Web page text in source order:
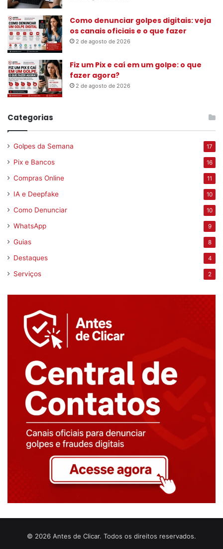
Como denunciar golpes digitais: veja
os canais oficiais e o que fazer
2 de agosto de 2026
Fiz um Pix e caí em um golpe: o que
fazer agora?
2 de agosto de 2026
Categorias
Golpes da Semana 17
Pix e Bancos 16
Compras Online 11
IA e Deepfake 10
Como Denunciar 10
WhatsApp 9
Guias 8
Destaques 4
Serviços 2
© 2026 Antes de Clicar. Todos os direitos reservados.